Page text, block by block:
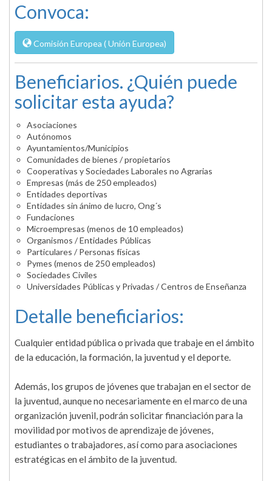
Convoca:
Comisión Europea ( Unión Europea)
Beneficiarios. ¿Quién puede
solicitar esta ayuda?
Asociaciones
Autónomos
Ayuntamientos/Municipios
Comunidades de bienes / propietarios
Cooperativas y Sociedades Laborales no Agrarias
Empresas (más de 250 empleados)
Entidades deportivas
Entidades sin ánimo de lucro, Ong´s
Fundaciones
Microempresas (menos de 10 empleados)
Organismos / Entidades Públicas
Particulares / Personas físicas
Pymes (menos de 250 empleados)
Sociedades Civiles
Universidades Públicas y Privadas / Centros de Enseñanza
Detalle beneficiarios:
Cualquier entidad pública o privada que trabaje en el ámbito
de la educación, la formación, la juventud y el deporte.
Además, los grupos de jóvenes que trabajan en el sector de
la juventud, aunque no necesariamente en el marco de una
organización juvenil, podrán solicitar financiación para la
movilidad por motivos de aprendizaje de jóvenes,
estudiantes o trabajadores, así como para asociaciones
estratégicas en el ámbito de la juventud.